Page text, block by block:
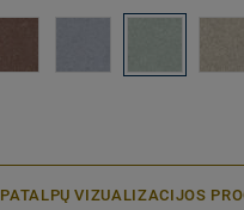
PATALPŲ VIZUALIZACIJOS